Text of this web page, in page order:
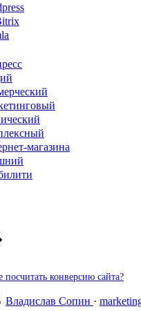
магазина
конверсию сайта?
Владислав Сопин ·